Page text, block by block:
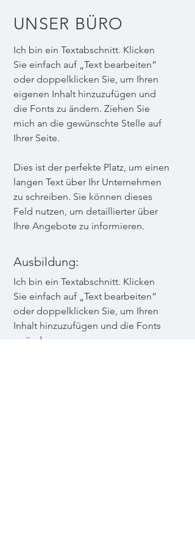
UNSER BÜRO
Ich bin ein Textabschnitt. Klicken
Sie einfach auf „Text bearbeiten“
oder doppelklicken Sie, um Ihren
eigenen Inhalt hinzuzufügen und
die Fonts zu ändern. Ziehen Sie
mich an die gewünschte Stelle auf
Ihrer Seite.
Dies ist der perfekte Platz, um einen
langen Text über Ihr Unternehmen
zu schreiben. Sie können dieses
Feld nutzen, um detaillierter über
Ihre Angebote zu informieren.
Ausbildung:
Ich bin ein Textabschnitt. Klicken
Sie einfach auf „Text bearbeiten“
oder doppelklicken Sie, um Ihren
Inhalt hinzuzufügen und die Fonts
zu ändern.